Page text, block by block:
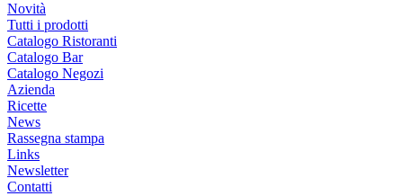
Novità
Tutti i prodotti
Catalogo Ristoranti
Catalogo Bar
Catalogo Negozi
Azienda
Ricette
News
Rassegna stampa
Links
Newsletter
Contatti